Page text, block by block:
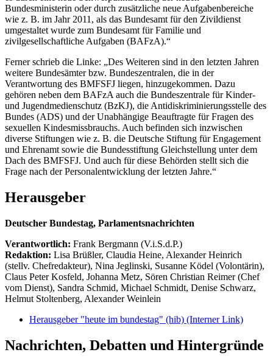
Bundesministerin oder durch zusätzliche neue Aufgabenbereiche
wie z. B. im Jahr 2011, als das Bundesamt für den Zivildienst
umgestaltet wurde zum Bundesamt für Familie und
zivilgesellschaftliche Aufgaben (BAFzA).“
Ferner schrieb die Linke: „Des Weiteren sind in den letzten Jahren
weitere Bundesämter bzw. Bundeszentralen, die in der
Verantwortung des BMFSFJ liegen, hinzugekommen. Dazu
gehören neben dem BAFzA auch die Bundeszentrale für Kinder-
und Jugendmedienschutz (BzKJ), die Antidiskriminierungsstelle des
Bundes (ADS) und der Unabhängige Beauftragte für Fragen des
sexuellen Kindesmissbrauchs. Auch befinden sich inzwischen
diverse Stiftungen wie z. B. die Deutsche Stiftung für Engagement
und Ehrenamt sowie die Bundesstiftung Gleichstellung unter dem
Dach des BMFSFJ. Und auch für diese Behörden stellt sich die
Frage nach der Personalentwicklung der letzten Jahre.“
Herausgeber
Deutscher Bundestag, Parlamentsnachrichten
Verantwortlich: Frank Bergmann (V.i.S.d.P.)
Redaktion: Lisa Brüßler, Claudia Heine, Alexander Heinrich
(stellv. Chefredakteur), Nina Jeglinski, Susanne Ködel (Volontärin),
Claus Peter Kosfeld, Johanna Metz, Sören Christian Reimer (Chef
vom Dienst), Sandra Schmid, Michael Schmidt, Denise Schwarz,
Helmut Stoltenberg, Alexander Weinlein
Herausgeber "heute im bundestag" (hib) (Interner Link)
Nachrichten, Debatten und Hintergründe